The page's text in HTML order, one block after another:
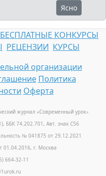
Ясно
БЕСПЛАТНЫЕ КОНКУРСЫ
РЕЦЕНЗИИ КУРСЫ
организации
Политика
Оферта
журнал «Современный урок»
ББК 74.202.701, Авт. знак С56
№ 041875 от 29.12.2021
г. Москва
664-32-11